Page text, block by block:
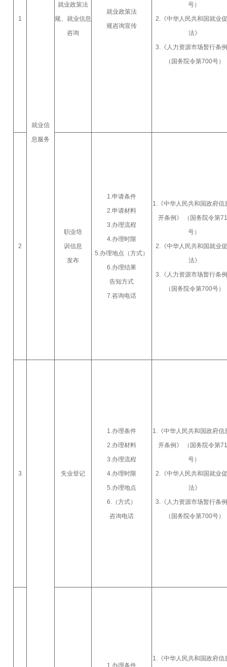
1
就业信
息服务
就业政策法
规、就业信息
咨询
就业政策法
规咨询宣传
号）
2.《中华人民共和国就业
法》
3.《人力资源市场暂行条
（国务院令第700号）
2
职业培
训信息
发布
1.申请条件
2.申请材料
3.办理流程
4.办理时限
5.办理地点（方式）
6.办理结果
告知方式
7.咨询电话
1.《中华人民共和国政府信
开条例》 （国务院令第
号）
2.《中华人民共和国就业
法》
3.《人力资源市场暂行条
（国务院令第700号）
3 失业登记
1.办理条件
2.办理材料
3.办理流程
4.办理时限
5.办理地点
6.（方式）
咨询电话
1.《中华人民共和国政府信
开条例》 （国务院令第
号）
2.《中华人民共和国就业
法》
3.《人力资源市场暂行条
（国务院令第700号）
1.办理条件
1.《中华人民共和国政府信